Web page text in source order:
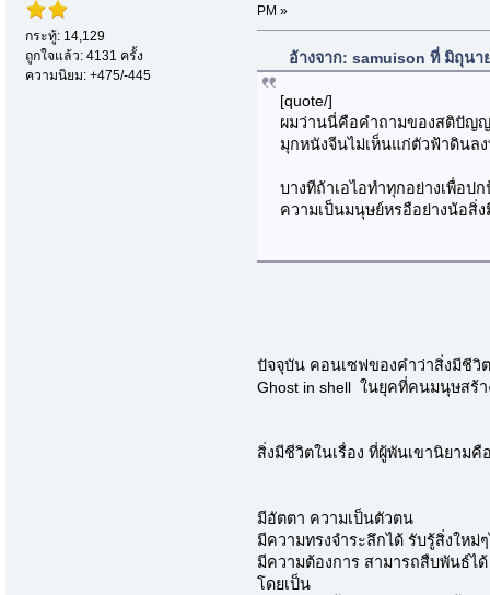
กระทู้: 14,129
ถูกใจแล้ว: 4131 ครั้ง
ความนิยม: +475/-445
PM »
อ้างจาก: samuison ที่ มิถุนา
[quote/]
ผมว่านนี่คือคำถามของสติปัญ
มุกหนังจีนไม่เห็นแก่ตัวฟ้าดินล
บางทีถ้าเอไอทำทุกอย่างเพื่อป
ความเป็นมนุษย์หรอือย่างน้อสิ่
ปัจจุบัน คอนเซฟของคำว่าสิ่งมีชีวิ
Ghost in shell ในยุคที่คนมนุษสร้า
สิ่งมีชีวิตในเรื่อง ที่ผู้พันเขานิยามคื
มีอัตตา ความเป็นตัวตน
มีความทรงจำระลึกได้ รับรู้สิ่งให
มีความต้องการ สามารถสืบพันธ์ไ
โดยเป็น